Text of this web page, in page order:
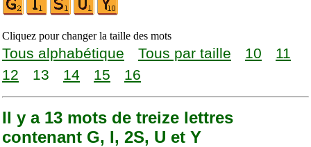
Cliquez pour changer la taille des mots
Tous alphabétique Tous par taille 10
11
12
13 14 15 16
Il y a 13 mots de treize lettres
contenant G, I, 2S, U et Y